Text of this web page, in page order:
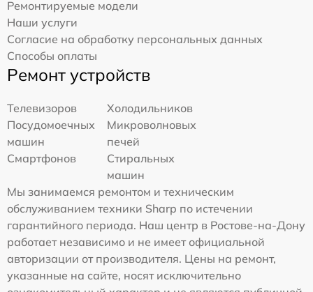
Ремонтируемые модели
Наши услуги
Согласие на обработку персональных данных
Способы оплаты
Ремонт устройств
Телевизоров
Холодильников
Посудомоечных
машин
Микроволновых
печей
Смартфонов
Стиральных
машин
Мы занимаемся ремонтом и техническим
обслуживанием техники Sharp по истечении
гарантийного периода. Наш центр в Ростове-на-Дону
работает независимо и не имеет официальной
авторизации от производителя. Цены на ремонт,
указанные на сайте, носят исключительно